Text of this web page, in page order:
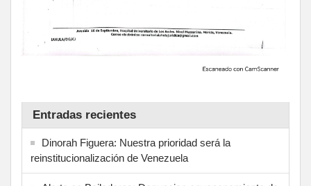
Entradas recientes
Dinorah Figuera: Nuestra prioridad será la
reinstitucionalización de Venezuela